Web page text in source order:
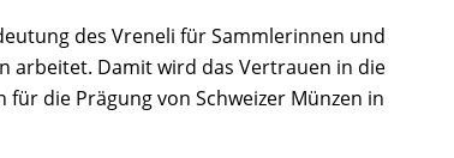
des Vreneli für Sammlerinnen und
arbeitet. Damit wird das Vertrauen in die
die Prägung von Schweizer Münzen in